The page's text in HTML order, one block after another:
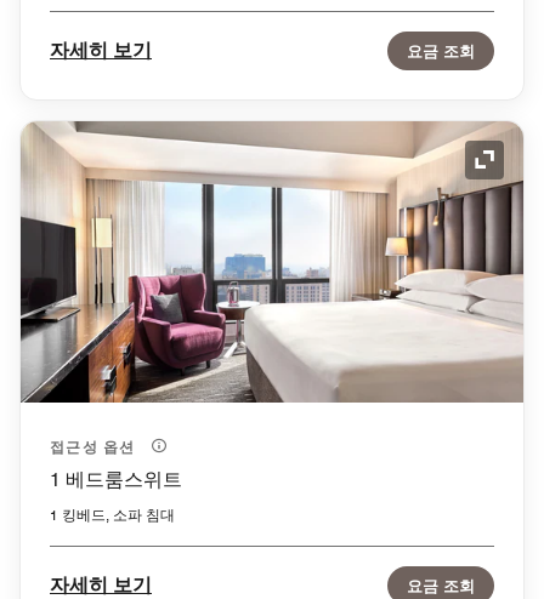
자세히 보기 요금 조회
확장
접근성 옵션
1 베드룸스위트
1 킹베드, 소파 침대
자세히 보기 요금 조회